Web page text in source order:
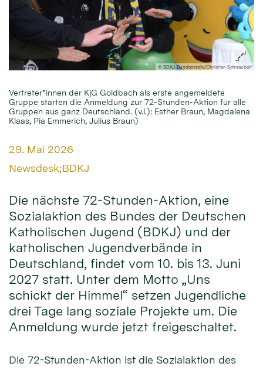
© BDKJ-Bundesstelle/Christian Schnaubelt
Vertreter*innen der KjG Goldbach als erste angemeldete
Gruppe starten die Anmeldung zur 72-Stunden-Aktion für alle
Gruppen aus ganz Deutschland. (v.l.): Esther Braun, Magdalena
Klaas, Pia Emmerich, Julius Braun)
Datum:
29. Mai 2026
Von:
Newsdesk;BDKJ
Die nächste 72-Stunden-Aktion, eine
Sozialaktion des Bundes der Deutschen
Katholischen Jugend (BDKJ) und der
katholischen Jugendverbände in
Deutschland, findet vom 10. bis 13. Juni
2027 statt. Unter dem Motto „Uns
schickt der Himmel“ setzen Jugendliche
drei Tage lang soziale Projekte um. Die
Anmeldung wurde jetzt freigeschaltet.
Die 72-Stunden-Aktion ist die Sozialaktion des